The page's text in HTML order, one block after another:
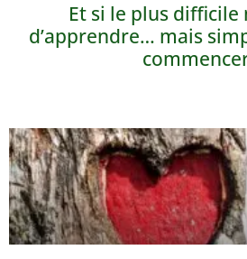
Et si le plus difficile
d’apprendre… mais